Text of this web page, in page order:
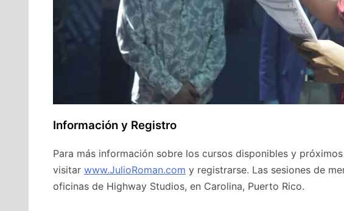
Información y Registro
Para más información sobre los cursos disponibles y
visitar www.JulioRoman.com y registrarse. Las sesiones de
oficinas de Highway Studios, en Carolina, Puerto Rico.